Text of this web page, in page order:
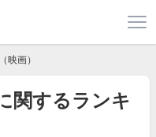
映画）
関するランキ